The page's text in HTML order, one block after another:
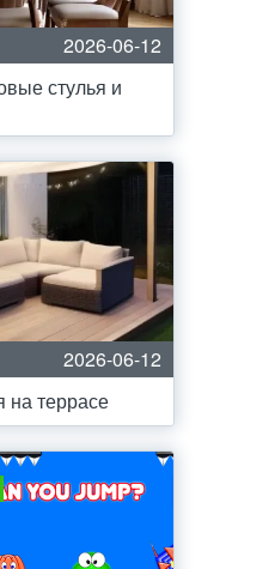
2026-06-12
стулья и
2026-06-12
на террасе